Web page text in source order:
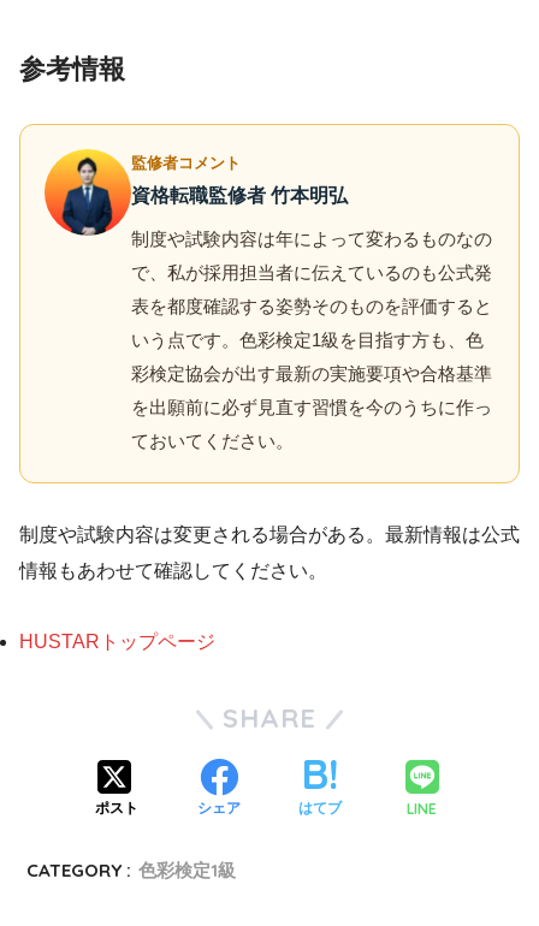
参考情報
監修者コメント
資格転職監修者 竹本明弘
制度や試験内容は年によって変わるものなの
で、私が採用担当者に伝えているのも公式発
表を都度確認する姿勢そのものを評価すると
いう点です。色彩検定1級を目指す方も、色
彩検定協会が出す最新の実施要項や合格基準
を出願前に必ず見直す習慣を今のうちに作っ
ておいてください。
制度や試験内容は変更される場合がある。最新情報は公式
情報もあわせて確認してください。
HUSTARトップページ
SHARE
ポスト シェア はてブ LINE
CATEGORY : 色彩検定1級